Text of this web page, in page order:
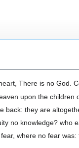
There is no God.
upon the children
back: they are
no knowledge? who
where no fear